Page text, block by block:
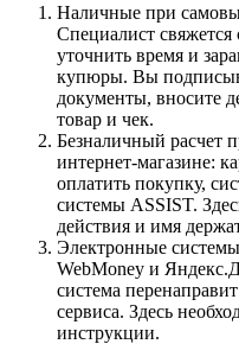
Наличные при
Специалист
уточнить время и
купюры. Вы
документы, вносите
товар и чек.
Безналичный расчет
интернет-магазине:
оплатить покупку,
системы ASSIST.
действия и имя
Электронные
WebMoney и
система
сервиса. Здесь
инструкции.